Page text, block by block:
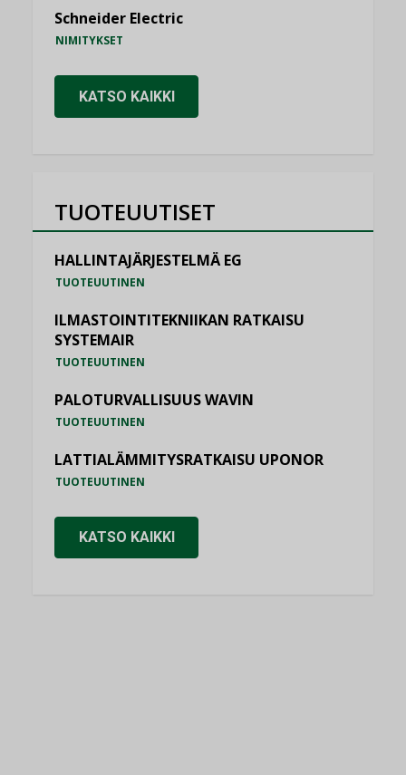
Schneider Electric
NIMITYKSET
KATSO KAIKKI
TUOTEUUTISET
HALLINTAJÄRJESTELMÄ EG
TUOTEUUTINEN
ILMASTOINTITEKNIIKAN RATKAISU
SYSTEMAIR
TUOTEUUTINEN
PALOTURVALLISUUS WAVIN
TUOTEUUTINEN
LATTIALÄMMITYSRATKAISU UPONOR
TUOTEUUTINEN
KATSO KAIKKI